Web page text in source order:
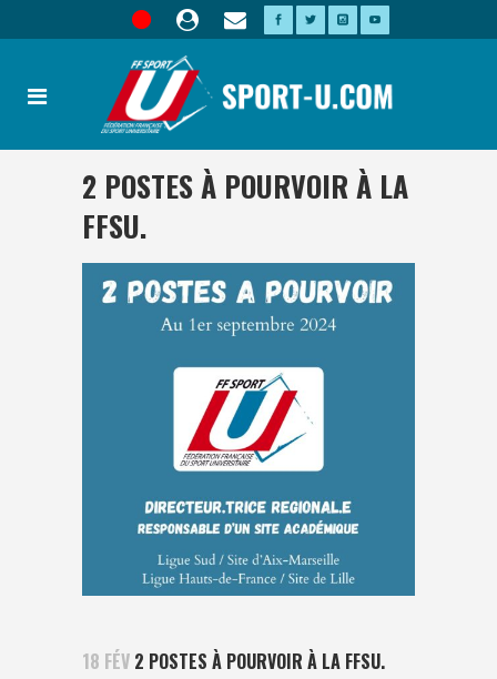
2 POSTES À POURVOIR À LA
FFSU.
18 FÉV 2 POSTES À POURVOIR À LA FFSU.